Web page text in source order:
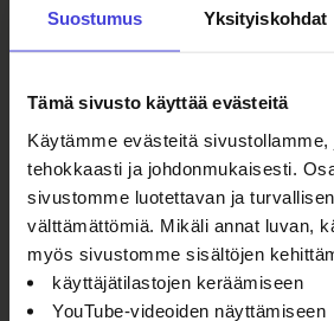
Suostumus Yksityiskohdat
Tämä sivusto käyttää evästeitä
Käytämme evästeitä sivustollamme,
tehokkaasti ja johdonmukaisesti.
sivustomme luotettavan ja
välttämättömiä. Mikäli annat luvan,
myös sivustomme sisältöjen
käyttäjätilastojen keräämiseen
YouTube-videoiden näyttämiseen
Myös striimilinkki tulee
sivuille hyvissä ajoin ennen
alue
Tutustu